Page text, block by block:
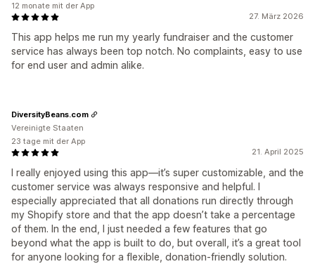
27. März 2026
This app helps me run my yearly fundraiser and the customer
service has always been top notch. No complaints, easy to use
for end user and admin alike.
12 monate mit der App
21. April 2025
I really enjoyed using this app—it’s super customizable, and the
customer service was always responsive and helpful. I
especially appreciated that all donations run directly through
my Shopify store and that the app doesn’t take a percentage
of them. In the end, I just needed a few features that go
beyond what the app is built to do, but overall, it’s a great tool
for anyone looking for a flexible, donation-friendly solution.
DiversityBeans.com
Vereinigte Staaten
23 tage mit der App